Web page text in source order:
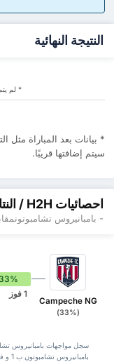
النتيجة النهائية
* لم
* بيانات بعد المباراة مثل
سيتم إضافتها قريبًا.
احصائيات H2H / النتائج السابقة
- بامبانيروس
33%
1 فوز
Campeche NG
(33%)
بامبانيروس تشامبوتون ب 1 و فاز كامبيتشي إن جي ب 1 . انتهت 1 مباريات بالتعادل.